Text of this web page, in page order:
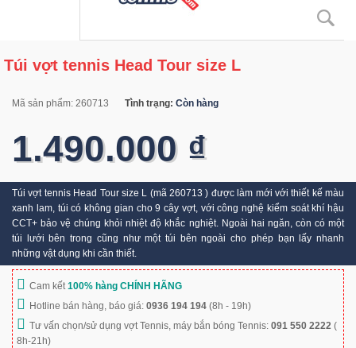
Túi vợt tennis Head Tour size L
Mã sản phẩm: 260713 Tình trạng: Còn hàng
1.490.000 ₫
Túi vợt tennis Head Tour size L (mã 260713 ) được làm mới với thiết kế màu
xanh lam, túi có không gian cho 9 cây vợt, với công nghệ kiểm soát khí hậu
CCT+ bảo vệ chúng khỏi nhiệt độ khắc nghiệt. Ngoài hai ngăn, còn có một
túi lưới bên trong cũng như một túi bên ngoài cho phép bạn lấy nhanh
những vật dụng khi cần thiết.
Cam kết100% hàng CHÍNH HÃNG
Hotline bán hàng, báo giá: 0936 194 194 (8h - 19h)
Tư vấn chọn/sử dụng vợt Tennis, máy bắn bóng Tennis: 091 550 2222 (
8h-21h)